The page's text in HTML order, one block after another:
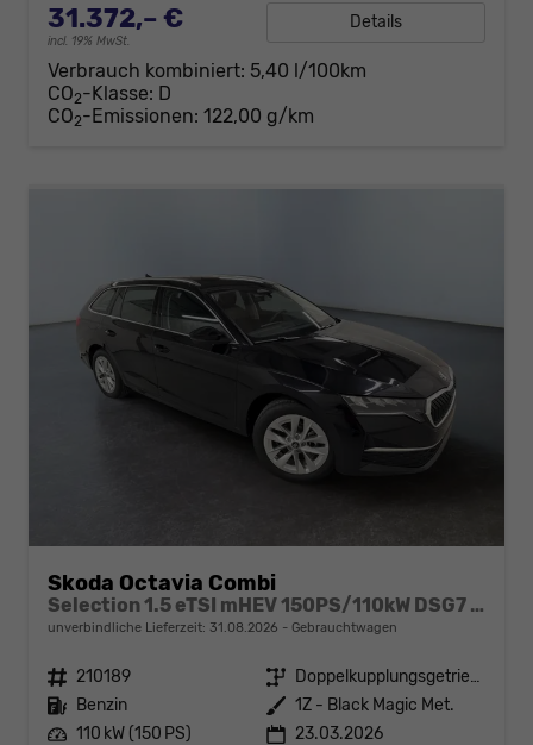
31.372,– €
incl. 19% MwSt.
Details
Verbrauch kombiniert: 5,40 l/100km
CO2-Klasse: D
CO2-Emissionen: 122,00 g/km
Skoda Octavia Combi
Selection 1.5 eTSI mHEV 150PS/110kW DSG7 2026 +AHK+SUNSET+3-ZONE+RFK+KESSY+EL.HECK+BHZ. LENKRAD
unverbindliche Lieferzeit: 31.08.2026 Gebrauchtwagen
Fahrzeugnr. 210189 Getriebe
Doppelkupplungsgetriebe (DSG)
Kraftstoff Benzin Außenfarbe 1Z - Black Magic Met.
Leistung 110 kW (150 PS) 23.03.2026